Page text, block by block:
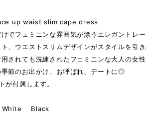
up waist slim cape dress
でフェミニンな雰囲気が漂うエレガントレ
、ウエストスリムデザインがスタイルを引き
されても洗練されたフェミニンな大人の女性
節のお出かけ、お呼ばれ、デートに◎
が付属します。
Black